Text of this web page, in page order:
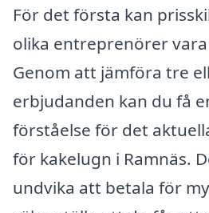
För det första kan
olika entreprenörer
Genom att jämföra tre
erbjudanden kan du få
förståelse för det
för kakelugn i Ramnäs.
undvika att betala för